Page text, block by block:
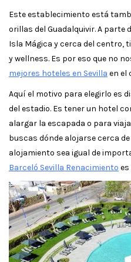
Este establecimiento está
orillas del Guadalquivir. A parte
Isla Mágica y cerca del centro,
y wellness. Es por eso que no
mejores hoteles en Sevilla en el
Aquí el motivo para elegirlo es
del estadio. Es tener un hotel
alargar la escapada o para
buscas dónde alojarse cerca
alojamiento sea igual de
Barceló Sevilla Renacimiento es